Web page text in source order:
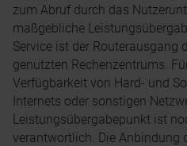
zum Abruf durch das
maßgebliche
Service ist der Routerausgang
genutzten Rechenzentrums.
Verfügbarkeit von Hard- und
Internets oder sonstigen
Leistungsübergabepunkt ist
verantwortlich. Die Anbindung